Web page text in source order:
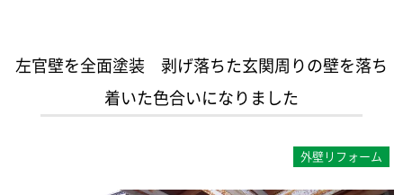
左官壁を全面塗装 剥げ落ちた玄関周りの壁を落ち
着いた色合いになりました
外壁リフォーム